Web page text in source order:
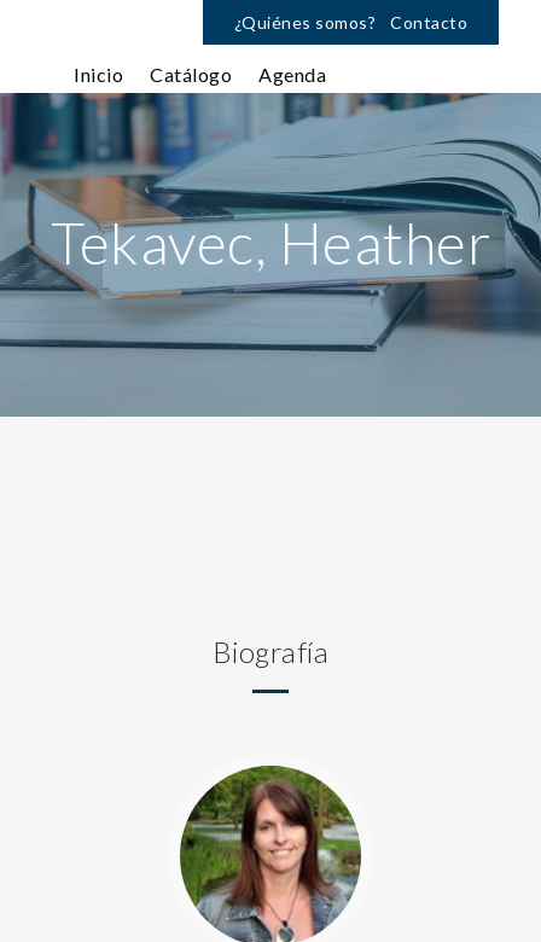
¿Quiénes somos? Contacto
Inicio Catálogo Agenda
Tekavec, Heather
Biografía